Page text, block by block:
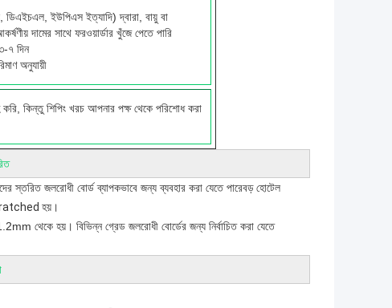
ডিএইচএল, ইউপিএস ইত্যাদি) দ্বারা, বায়ু বা
দামের সাথে ফরওয়ার্ডার খুঁজে পেতে পারি
৭ দিন
অনুযায়ী
কিন্তু শিপিং খরচ আপনার পক্ষ থেকে পরিশোধ করা
স্তরিত জলরোধী বোর্ড ব্যাপকভাবে জন্য ব্যবহার করা যেতে পারেবড় হোটেল
scratched হয়।
থেকে হয়। বিভিন্ন গ্রেড জলরোধী বোর্ডের জন্য নির্বাচিত করা যেতে